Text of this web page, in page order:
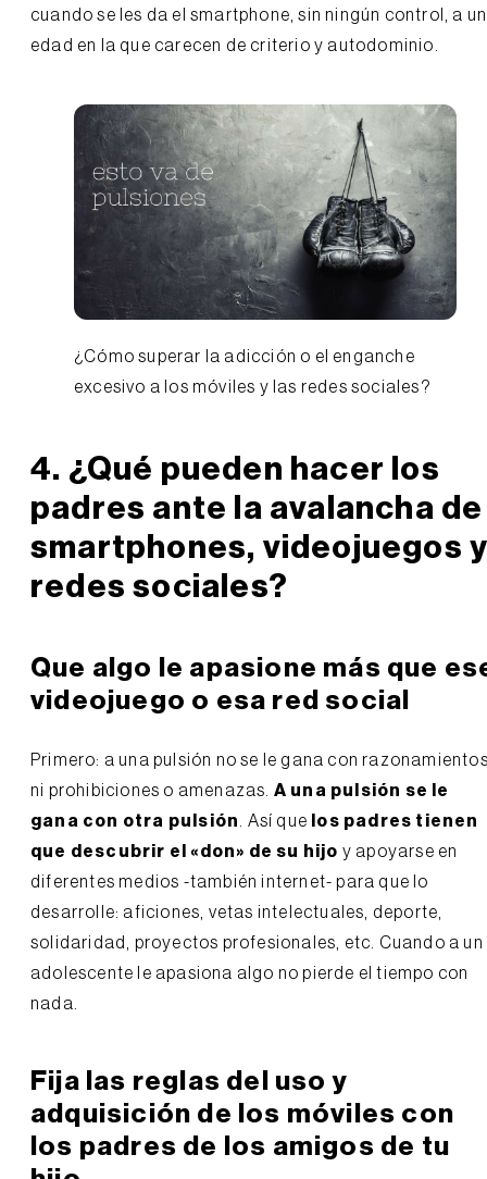
cuando se les da el smartphone, sin ningún control, a
edad en la que carecen de criterio y autodominio.
¿Cómo superar la adicción o el enganche
excesivo a los móviles y las redes sociales?
4. ¿Qué pueden hacer los
padres ante la avalancha de
smartphones, videojuegos
redes sociales?
Que algo le apasione más que
videojuego o esa red social
Primero: a una pulsión no se le gana con
ni prohibiciones o amenazas. A una pulsión se le
gana con otra pulsión. Así que
los padres tienen
que descubrir el «don» de su hijo y apoyarse en
diferentes medios -también internet- para que lo
desarrolle: aficiones, vetas intelectuales, deporte,
solidaridad, proyectos profesionales, etc. Cuando a un
adolescente le apasiona algo no pierde el tiempo con
nada.
Fija las reglas del uso y
adquisición de los móviles con
los padres de los amigos de tu